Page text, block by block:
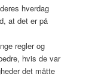
hverdag
at det er på
regler og
hvis de var
det måtte